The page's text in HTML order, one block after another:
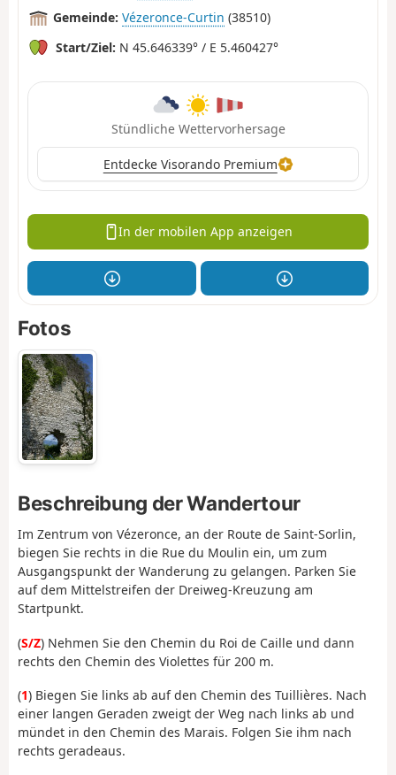
Gemeinde: Vézeronce-Curtin (38510)
Start/Ziel: N 45.646339° / E 5.460427°
Stündliche Wettervorhersage
Entdecke Visorando Premium
In der mobilen App anzeigen
Fotos
Beschreibung der Wandertour
Im Zentrum von Vézeronce, an der Route de Saint-Sorlin,
biegen Sie rechts in die Rue du Moulin ein, um zum
Ausgangspunkt der Wanderung zu gelangen. Parken Sie
auf dem Mittelstreifen der Dreiweg-Kreuzung am
Startpunkt.
(S/Z) Nehmen Sie den Chemin du Roi de Caille und dann
rechts den Chemin des Violettes für 200 m.
(1) Biegen Sie links ab auf den Chemin des Tuillières. Nach
einer langen Geraden zweigt der Weg nach links ab und
mündet in den Chemin des Marais. Folgen Sie ihm nach
rechts geradeaus.